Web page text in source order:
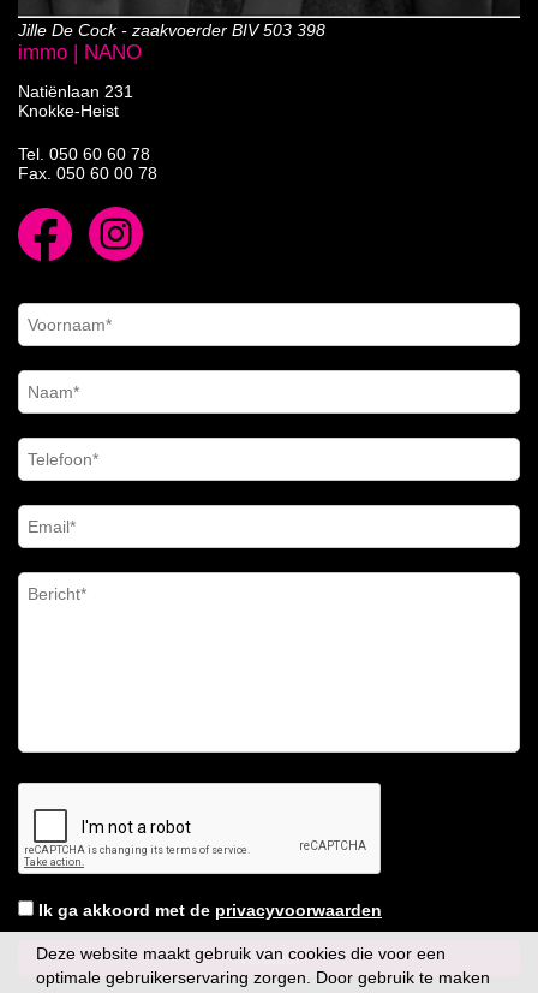
Jille De Cock - zaakvoerder BIV 503 398
immo | NANO
Natiënlaan 231
Knokke-Heist
Tel. 050 60 60 78
Fax. 050 60 00 78
Ik ga akkoord met de privacyvoorwaarden
Deze website maakt gebruik van cookies die voor een
optimale gebruikerservaring zorgen. Door gebruik te maken